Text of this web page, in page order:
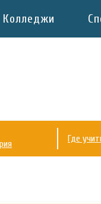
Колледжи
Где